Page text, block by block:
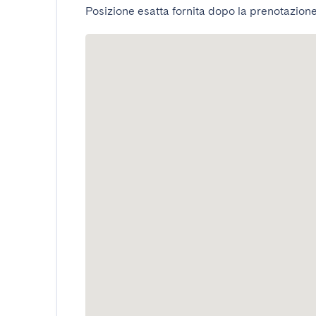
Posizione esatta fornita dopo la